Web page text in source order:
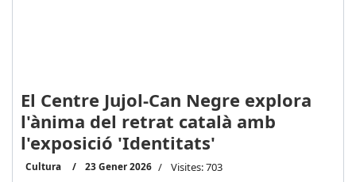
El Centre Jujol-Can Negre explora
l'ànima del retrat català amb
l'exposició 'Identitats'
Cultura 23 Gener 2026 Visites: 703